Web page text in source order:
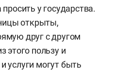
у государства.
открыты,
друг с другом
этого пользу и
услуги могут быть